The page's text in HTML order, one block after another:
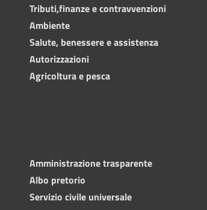
Tributi,finanze e contravvenzioni
Ambiente
Salute, benessere e assistenza
Autorizzazioni
Agricoltura e pesca
Amministrazione trasparente
Albo pretorio
Servizio civile universale